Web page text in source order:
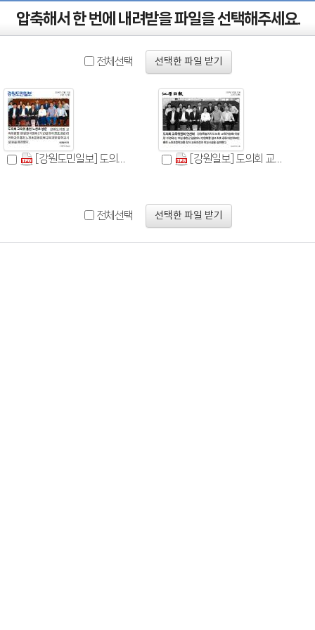
압축해서 한 번에 내려받을 파일을 선택해주세요.
전체선택 선택한 파일 받기
[강원도민일보] 도의회 교육위 홍천 노천초 방문_인물 23면_20240711.jpg [강원일보] 도의회 교육위원회 연찬회_인물 21면_20240711.jpg
전체선택 선택한 파일 받기